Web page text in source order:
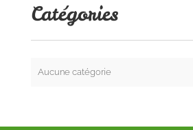
Catégories
Aucune catégorie